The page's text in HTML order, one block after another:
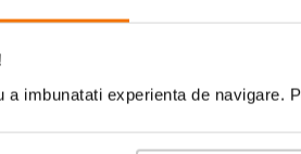
a imbunatati experienta de navigare.